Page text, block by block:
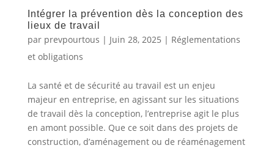
Intégrer la prévention dès la conception des
lieux de travail
par prevpourtous | Juin 28, 2025 | Réglementations
et obligations
La santé et de sécurité au travail est un enjeu
majeur en entreprise, en agissant sur les situations
de travail dès la conception, l’entreprise agit le plus
en amont possible. Que ce soit dans des projets de
construction, d’aménagement ou de réaménagement